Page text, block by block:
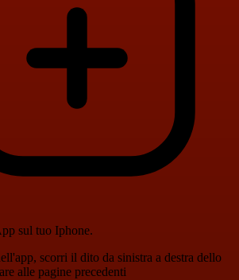
sul tuo Iphone.
scorri il dito da sinistra a destra dello
alle pagine precedenti